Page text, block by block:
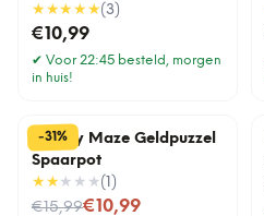
★★★★★(3)
€10,99
✔ Voor 22:45 besteld, morgen
in huis!
-31%
Money Maze Geldpuzzel
Spaarpot
★★ ★★★( 1 )
€15,99
Nu voor€10,99